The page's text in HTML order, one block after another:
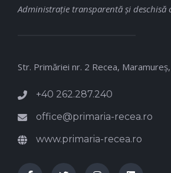
Administraţie transparentă şi deschisă
Str. Primăriei nr. 2 Recea,
+40 262.287.240
office@primaria-recea.ro
www.primaria-recea.ro